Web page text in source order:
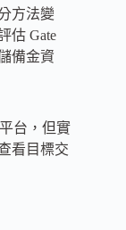
方法變
估 Gate
備金資
台，但實
看目標交